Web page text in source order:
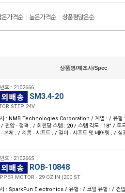
은가격순| 높은가격순| 상품평많은순
상품명/제조사/Spec
호 : 2102666
SM3.4-20
STEP 24V
: NMB Technologies Corporation / 계열 : / 유형 :
/ 전압 - 정격 : / 회전당 스텝 : 20 / 스텝 각도 : 18° /
- 본체 : / 지름 - 샤프트 : / 길이 - 샤프트 및 베어링 : / 실
호 : 2102665
ROB-10848
MOTOR - 29 OZ.IN (200 ST
: SparkFun Electronics / 유형 : / 코일 유형 : / 전